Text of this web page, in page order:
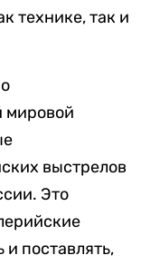
технике, так и
мировой
выстрелов
Это
поставлять,